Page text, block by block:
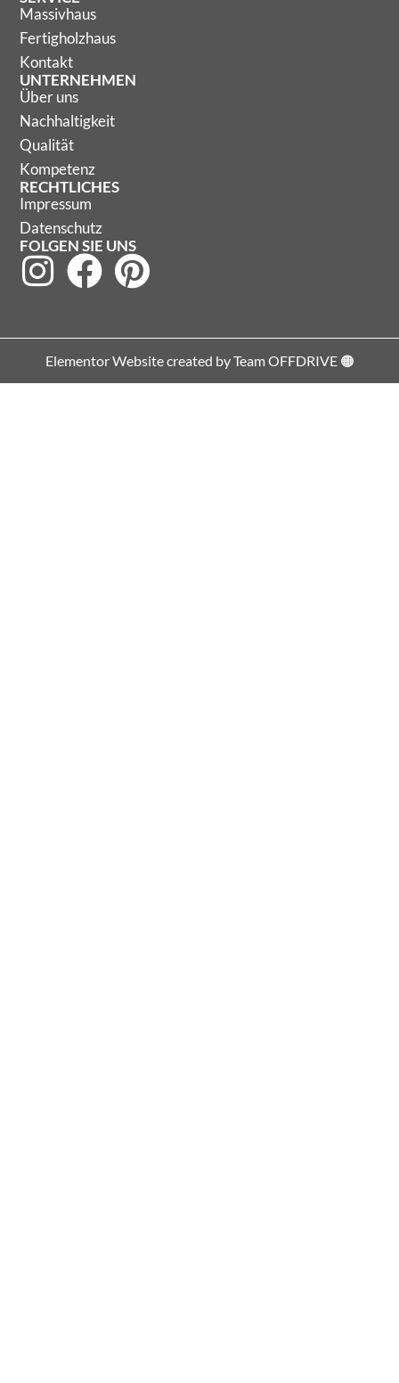
Massivhaus
Fertigholzhaus
Kontakt
UNTERNEHMEN
Über uns
Nachhaltigkeit
Qualität
Kompetenz
RECHTLICHES
Impressum
Datenschutz
FOLGEN SIE UNS
Elementor Website created by Team OFFDRIVE 🟠